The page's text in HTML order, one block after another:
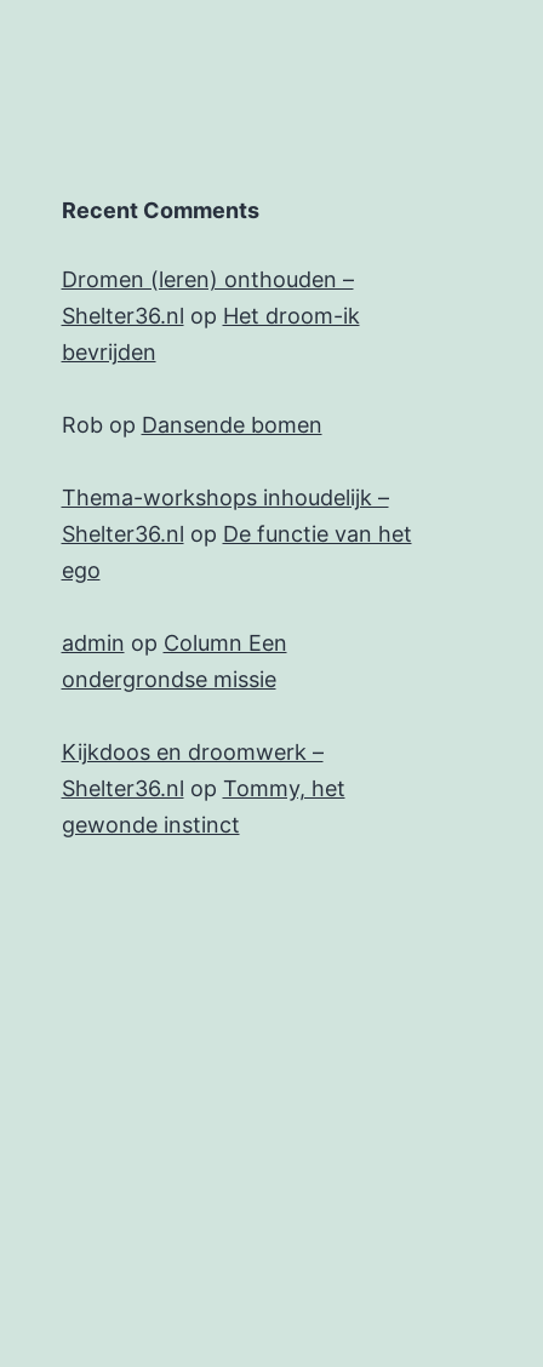
Recent Comments
Dromen (leren) onthouden –
Shelter36.nl op Het droom-ik
bevrijden
Robop Dansende bomen
Thema-workshops inhoudelijk –
Shelter36.nl op De functie van het
ego
admin op Column Een
ondergrondse missie
Kijkdoos en droomwerk –
Shelter36.nl op Tommy, het
gewonde instinct